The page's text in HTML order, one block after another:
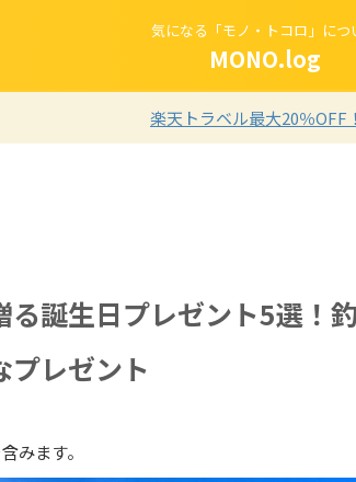
気になる「モノ・トコロ」につ
MONO.log
楽天トラベル最大20％OFF
誕生日プレゼント5選！
プレゼント
みます。